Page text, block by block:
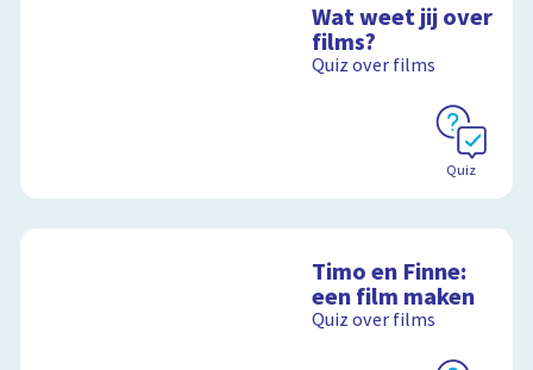
Wat weet jij over
films?
Quiz over films
Quiz
Timo en Finne:
een film maken
Quiz over films